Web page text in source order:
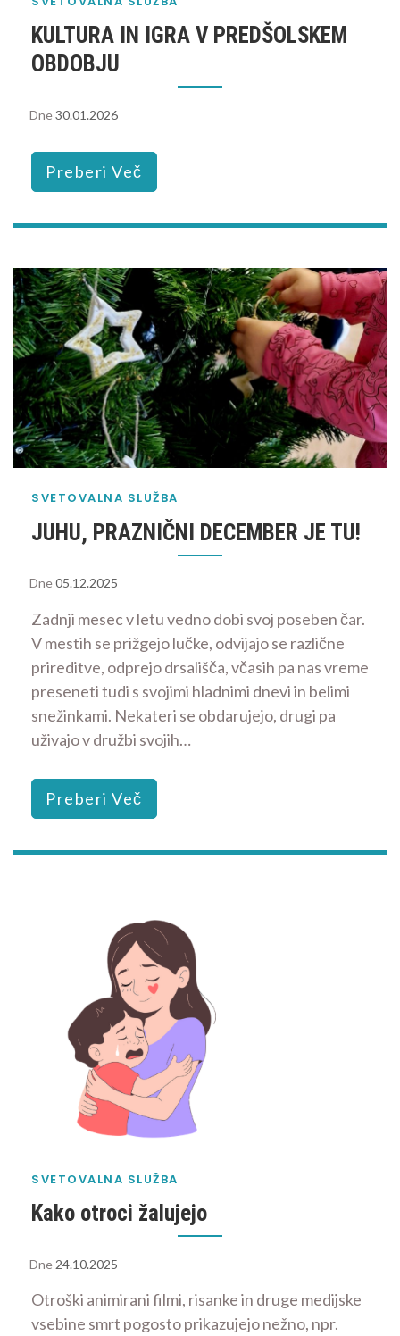
KULTURA IN IGRA V PREDŠOLSKEM
OBDOBJU
Dne30.01.2026
Preberi Več
SVETOVALNA SLUŽBA
JUHU, PRAZNIČNI DECEMBER JE TU!
Dne05.12.2025
Zadnji mesec v letu vedno dobi svoj poseben čar.
V mestih se prižgejo lučke, odvijajo se različne
prireditve, odprejo drsališča, včasih pa nas vreme
preseneti tudi s svojimi hladnimi dnevi in belimi
snežinkami. Nekateri se obdarujejo, drugi pa
uživajo v družbi svojih…
Preberi Več
SVETOVALNA SLUŽBA
Kako otroci žalujejo
Dne 24.10.2025
Otroški animirani filmi, risanke in druge medijske
vsebine smrt pogosto prikazujejo nežno, npr.